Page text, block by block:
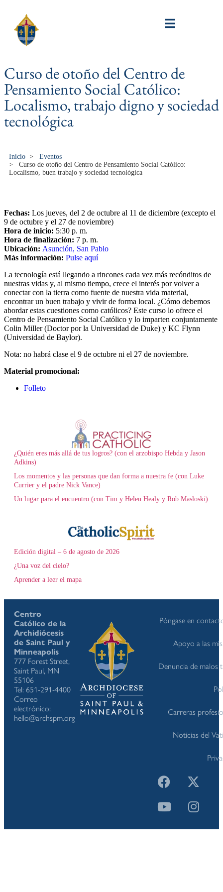
Curso de otoño del Centro de
Pensamiento Social Católico:
Localismo, trabajo digno y sociedad
tecnológica
Inicio >
Eventos
>
Curso de otoño del Centro de Pensamiento Social Católico:
Localismo, buen trabajo y sociedad tecnológica
Fechas: Los jueves, del 2 de octubre al 11 de diciembre (excepto el
9 de octubre y el 27 de noviembre)
Hora de inicio: 5:30 p. m.
Hora de finalización: 7 p. m.
Ubicación: Asunción, San Pablo
Más información: Pulse aquí
La tecnología está llegando a rincones cada vez más recónditos de
nuestras vidas y, al mismo tiempo, crece el interés por volver a
conectar con la tierra como fuente de nuestra vida material,
encontrar un buen trabajo y vivir de forma local. ¿Cómo debemos
abordar estas cuestiones como católicos? Este curso lo ofrece el
Centro de Pensamiento Social Católico y lo imparten conjuntamente
Colin Miller (Doctor por la Universidad de Duke) y KC Flynn
(Universidad de Baylor).
Nota: no habrá clase el 9 de octubre ni el 27 de noviembre.
Material promocional:
Folleto
¿Quién eres más allá de tus logros? (con el arzobispo Hebda y Jason
Adkins)
Los momentos y las personas que dan forma a nuestra fe (con Luke
Currier y el padre Nick Vance)
Un lugar para el encuentro (con Tim y Helen Healy y Rob Masloski)
Edición digital – 6 de agosto de 2026
¿Una voz del cielo?
Aprender a leer el mapa
Centro
Católico de la
Archidiócesis
de Saint Paul y
Minneapolis
777 Forest Street,
Saint Paul, MN
55106
Tel: 651-291-4400
Correo
electrónico:
hello@archspm.org
Póngase en
Apoyo a las
Denuncia de malos
Carreras
Noticias del